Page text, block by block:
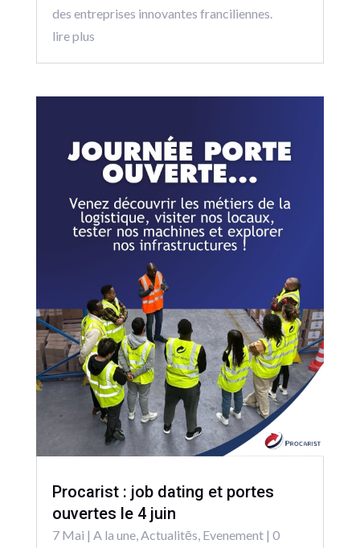
des entreprises innovantes franciliennes.
lire plus
Procarist : job dating et portes
ouvertes le 4 juin
7 Mai | A la une,Actualitēs, Evenement| 0